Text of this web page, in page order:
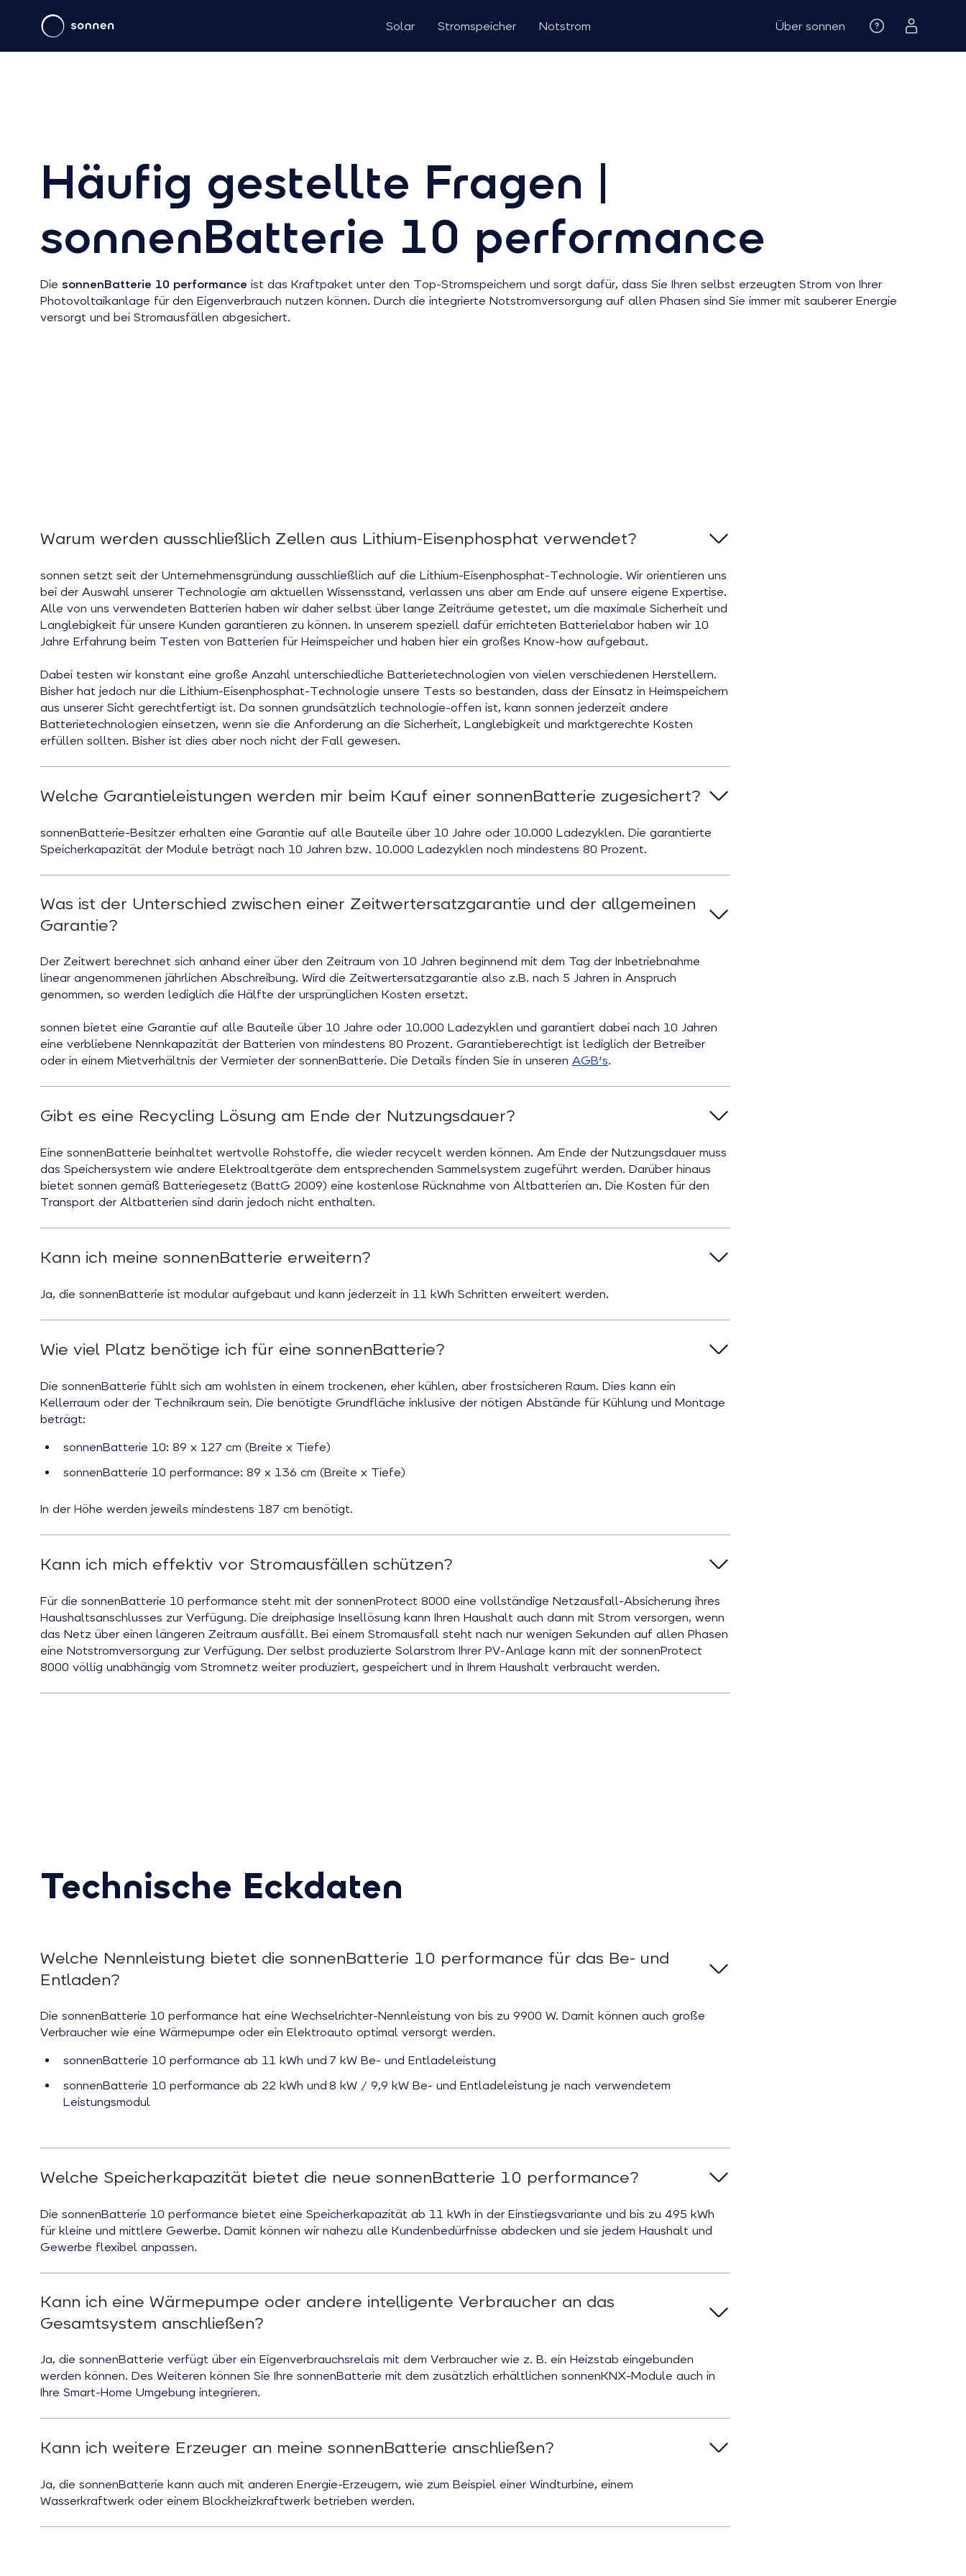
Solar Stromspeicher Notstrom Über sonnen
Häufig gestellte Fragen |
sonnenBatterie 10 performance
Die sonnenBatterie 10 performance ist das Kraftpaket unter den Top-Stromspeichern und sorgt dafür, dass Sie Ihren selbst erzeugten Strom von Ihrer
Photovoltaikanlage für den Eigenverbrauch nutzen können. Durch die integrierte Notstromversorgung auf allen Phasen sind Sie immer mit sauberer Energie
versorgt und bei Stromausfällen abgesichert.
Warum werden ausschließlich Zellen aus Lithium-Eisenphosphat verwendet?
sonnen setzt seit der Unternehmensgründung ausschließlich auf die Lithium-Eisenphosphat-Technologie. Wir orientieren uns
bei der Auswahl unserer Technologie am aktuellen Wissensstand, verlassen uns aber am Ende auf unsere eigene Expertise.
Alle von uns verwendeten Batterien haben wir daher selbst über lange Zeiträume getestet, um die maximale Sicherheit und
Langlebigkeit für unsere Kunden garantieren zu können. In unserem speziell dafür errichteten Batterielabor haben wir 10
Jahre Erfahrung beim Testen von Batterien für Heimspeicher und haben hier ein großes Know-how aufgebaut.
Dabei testen wir konstant eine große Anzahl unterschiedliche Batterietechnologien von vielen verschiedenen Herstellern.
Bisher hat jedoch nur die Lithium-Eisenphosphat-Technologie unsere Tests so bestanden, dass der Einsatz in Heimspeichern
aus unserer Sicht gerechtfertigt ist. Da sonnen grundsätzlich technologie-offen ist, kann sonnen jederzeit andere
Batterietechnologien einsetzen, wenn sie die Anforderung an die Sicherheit, Langlebigkeit und marktgerechte Kosten
erfüllen sollten. Bisher ist dies aber noch nicht der Fall gewesen.
Welche Garantieleistungen werden mir beim Kauf einer sonnenBatterie zugesichert?
sonnenBatterie-Besitzer erhalten eine Garantie auf alle Bauteile über 10 Jahre oder 10.000 Ladezyklen. Die garantierte
Speicherkapazität der Module beträgt nach 10 Jahren bzw. 10.000 Ladezyklen noch mindestens 80 Prozent.
Was ist der Unterschied zwischen einer Zeitwertersatzgarantie und der allgemeinen
Garantie?
Der Zeitwert berechnet sich anhand einer über den Zeitraum von 10 Jahren beginnend mit dem Tag der Inbetriebnahme
linear angenommenen jährlichen Abschreibung. Wird die Zeitwertersatzgarantie also z.B. nach 5 Jahren in Anspruch
genommen, so werden lediglich die Hälfte der ursprünglichen Kosten ersetzt.
sonnen bietet eine Garantie auf alle Bauteile über 10 Jahre oder 10.000 Ladezyklen und garantiert dabei nach 10 Jahren
eine verbliebene Nennkapazität der Batterien von mindestens 80 Prozent. Garantieberechtigt ist lediglich der Betreiber
oder in einem Mietverhältnis der Vermieter der sonnenBatterie. Die Details finden Sie in unseren AGB's.
Gibt es eine Recycling Lösung am Ende der Nutzungsdauer?
Eine sonnenBatterie beinhaltet wertvolle Rohstoffe, die wieder recycelt werden können. Am Ende der Nutzungsdauer muss
das Speichersystem wie andere Elektroaltgeräte dem entsprechenden Sammelsystem zugeführt werden. Darüber hinaus
bietet sonnen gemäß Batteriegesetz (BattG 2009) eine kostenlose Rücknahme von Altbatterien an. Die Kosten für den
Transport der Altbatterien sind darin jedoch nicht enthalten.
Kann ich meine sonnenBatterie erweitern?
Ja, die sonnenBatterie ist modular aufgebaut und kann jederzeit in 11 kWh Schritten erweitert werden.
Wie viel Platz benötige ich für eine sonnenBatterie?
Die sonnenBatterie fühlt sich am wohlsten in einem trockenen, eher kühlen, aber frostsicheren Raum. Dies kann ein
Kellerraum oder der Technikraum sein. Die benötigte Grundfläche inklusive der nötigen Abstände für Kühlung und Montage
beträgt:
sonnenBatterie 10: 89 x 127 cm (Breite x Tiefe)
sonnenBatterie 10 performance: 89 x 136 cm (Breite x Tiefe)
In der Höhe werden jeweils mindestens 187 cm benötigt.
Kann ich mich effektiv vor Stromausfällen schützen?
Für die sonnenBatterie 10 performance steht mit der sonnenProtect 8000 eine vollständige Netzausfall-Absicherung ihres
Haushaltsanschlusses zur Verfügung. Die dreiphasige Insellösung kann Ihren Haushalt auch dann mit Strom versorgen, wenn
das Netz über einen längeren Zeitraum ausfällt. Bei einem Stromausfall steht nach nur wenigen Sekunden auf allen Phasen
eine Notstromversorgung zur Verfügung. Der selbst produzierte Solarstrom Ihrer PV-Anlage kann mit der sonnenProtect
8000 völlig unabhängig vom Stromnetz weiter produziert, gespeichert und in Ihrem Haushalt verbraucht werden.
Technische Eckdaten
Welche Nennleistung bietet die sonnenBatterie 10 performance für das Be- und
Entladen?
Die sonnenBatterie 10 performance hat eine Wechselrichter-Nennleistung von bis zu 9900 W. Damit können auch große
Verbraucher wie eine Wärmepumpe oder ein Elektroauto optimal versorgt werden.
sonnenBatterie 10 performance ab 11 kWh und 7 kW Be- und Entladeleistung
sonnenBatterie 10 performance ab 22 kWh und 8 kW / 9,9 kW Be- und Entladeleistung je nach verwendetem
Leistungsmodul
Welche Speicherkapazität bietet die neue sonnenBatterie 10 performance?
Die sonnenBatterie 10 performance bietet eine Speicherkapazität ab 11 kWh in der Einstiegsvariante und bis zu 495 kWh
für kleine und mittlere Gewerbe. Damit können wir nahezu alle Kundenbedürfnisse abdecken und sie jedem Haushalt und
Gewerbe flexibel anpassen.
Kann ich eine Wärmepumpe oder andere intelligente Verbraucher an das
Gesamtsystem anschließen?
Ja, die sonnenBatterie verfügt über ein Eigenverbrauchsrelais mit dem Verbraucher wie z. B. ein Heizstab eingebunden
werden können. Des Weiteren können Sie Ihre sonnenBatterie mit dem zusätzlich erhältlichen sonnenKNX-Module auch in
Ihre Smart-Home Umgebung integrieren.
Kann ich weitere Erzeuger an meine sonnenBatterie anschließen?
Ja, die sonnenBatterie kann auch mit anderen Energie-Erzeugern, wie zum Beispiel einer Windturbine, einem
Wasserkraftwerk oder einem Blockheizkraftwerk betrieben werden.